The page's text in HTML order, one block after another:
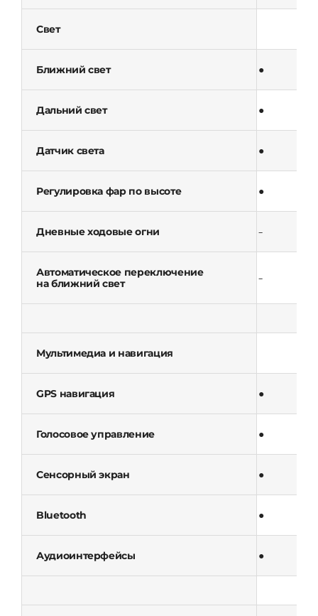
Свет
Ближний свет ●
Дальний свет ●
Датчик света ●
Регулировка фар по высоте ●
Дневные ходовые огни –
Автоматическое переключение
на ближний свет
–
Мультимедиа и навигация
GPS навигация ●
Голосовое управление ●
Сенсорный экран ●
Bluetooth ●
Аудиоинтерфейсы ●